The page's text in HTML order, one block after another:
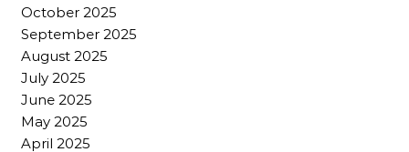
October 2025
September 2025
August 2025
July 2025
June 2025
May 2025
April 2025